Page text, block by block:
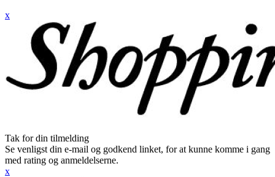
x
Tak for din tilmelding
Se venligst din e-mail og godkend linket, for at kunne komme i gang
med rating og anmeldelserne.
x